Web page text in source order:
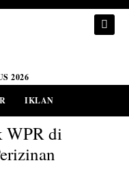
2026
IKLAN
WPR di